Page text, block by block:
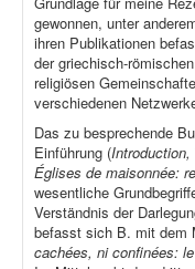
gewonnen, unter
ihren Publikationen
der griechisch-
religiösen
verschiedenen
Das zu besprechende
Einführung (Introduction,
Églises de maisonnée:
wesentliche
Verständnis der
befasst sich B. mit dem
cachées, ni confinées: